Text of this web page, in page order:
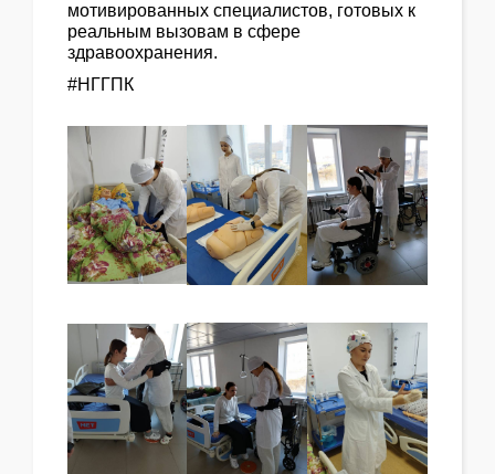
мотивированных специалистов, готовых к
реальным вызовам в сфере
здравоохранения.
#НГГПК